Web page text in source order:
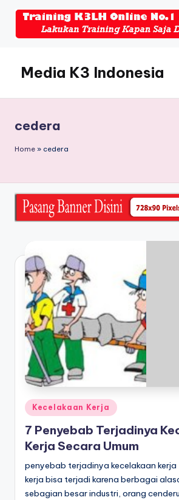
Media K3 Indonesia
Seputar
Dunia
K3LH
cedera
Home » cedera
Posted
in
Kecelakaan Kerja
7 Penyebab Terjadinya
Kerja Secara Umum
penyebab terjadinya kecelakaan
kerja bisa terjadi karena berbagai
sebagian besar industri, orang